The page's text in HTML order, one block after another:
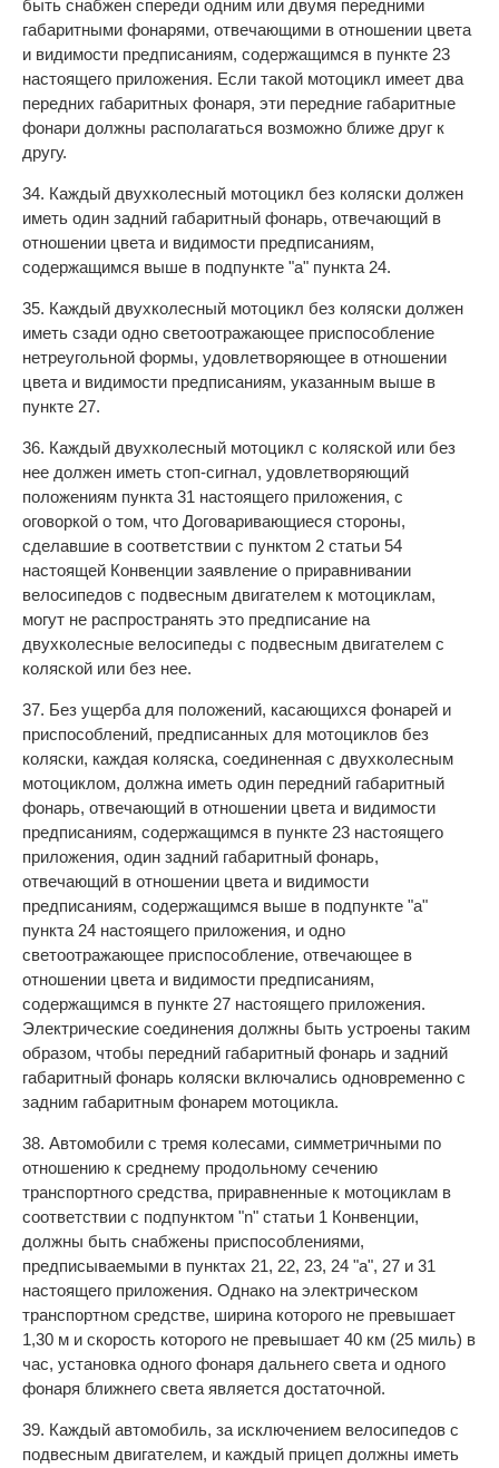
быть снабжен спереди одним или двумя передними
габаритными фонарями, отвечающими в отношении цвета
и видимости предписаниям, содержащимся в пункте 23
настоящего приложения. Если такой мотоцикл имеет два
передних габаритных фонаря, эти передние габаритные
фонари должны располагаться возможно ближе друг к
другу.
34. Каждый двухколесный мотоцикл без коляски должен
иметь один задний габаритный фонарь, отвечающий в
отношении цвета и видимости предписаниям,
содержащимся выше в подпункте "а" пункта 24.
35. Каждый двухколесный мотоцикл без коляски должен
иметь сзади одно светоотражающее приспособление
нетреугольной формы, удовлетворяющее в отношении
цвета и видимости предписаниям, указанным выше в
пункте 27.
36. Каждый двухколесный мотоцикл с коляской или без
нее должен иметь стоп-сигнал, удовлетворяющий
положениям пункта 31 настоящего приложения, с
оговоркой о том, что Договаривающиеся стороны,
сделавшие в соответствии с пунктом 2 статьи 54
настоящей Конвенции заявление о приравнивании
велосипедов с подвесным двигателем к мотоциклам,
могут не распространять это предписание на
двухколесные велосипеды с подвесным двигателем с
коляской или без нее.
37. Без ущерба для положений, касающихся фонарей и
приспособлений, предписанных для мотоциклов без
коляски, каждая коляска, соединенная с двухколесным
мотоциклом, должна иметь один передний габаритный
фонарь, отвечающий в отношении цвета и видимости
предписаниям, содержащимся в пункте 23 настоящего
приложения, один задний габаритный фонарь,
отвечающий в отношении цвета и видимости
предписаниям, содержащимся выше в подпункте "а"
пункта 24 настоящего приложения, и одно
светоотражающее приспособление, отвечающее в
отношении цвета и видимости предписаниям,
содержащимся в пункте 27 настоящего приложения.
Электрические соединения должны быть устроены таким
образом, чтобы передний габаритный фонарь и задний
габаритный фонарь коляски включались одновременно с
задним габаритным фонарем мотоцикла.
38. Автомобили с тремя колесами, симметричными по
отношению к среднему продольному сечению
транспортного средства, приравненные к мотоциклам в
соответствии с подпунктом "n" статьи 1 Конвенции,
должны быть снабжены приспособлениями,
предписываемыми в пунктах 21, 22, 23, 24 "а", 27 и 31
настоящего приложения. Однако на электрическом
транспортном средстве, ширина которого не превышает
1,30 м и скорость которого не превышает 40 км (25 миль) в
час, установка одного фонаря дальнего света и одного
фонаря ближнего света является достаточной.
39. Каждый автомобиль, за исключением велосипедов с
подвесным двигателем, и каждый прицеп должны иметь